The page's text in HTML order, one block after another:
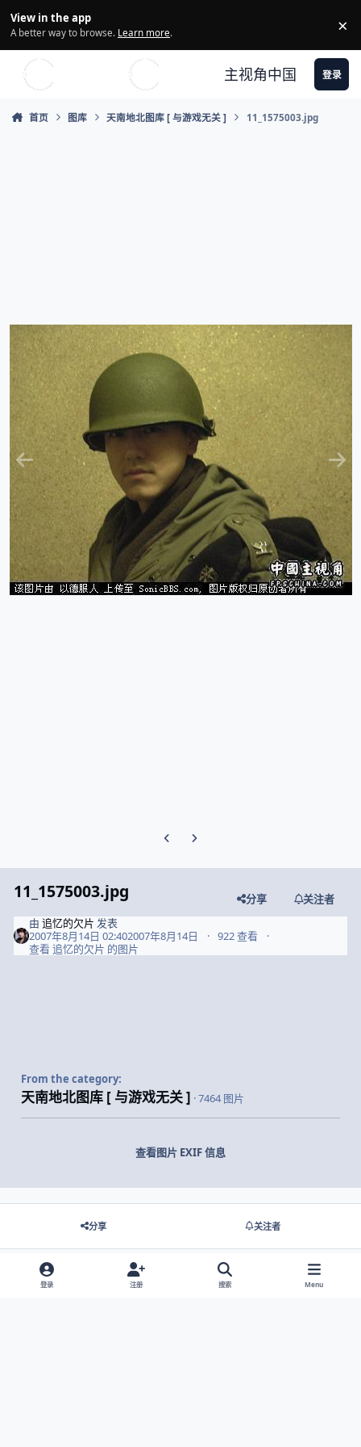
View in the app
A better way to browse. Learn more. ×
主视角中国 登录
首页 图库 天南地北图库 [ 与游戏无关 ] 11_1575003.jpg
Previous carousel slide
Next carousel slide
11_1575003.jpg 分享
关注者
由追忆的欠片 发表
2007年8月14日 02:402007年8月14日
922 查看
查看 追忆的欠片 的图片
From the category:
天南地北图库 [ 与游戏无关 ] · 7464 图片
查看图片 EXIF 信息
分享 关注者
登录 注册 搜索 Menu